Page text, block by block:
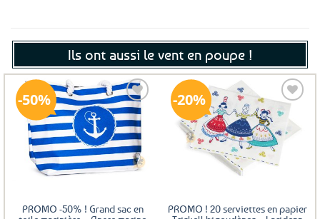
Ils ont aussi le vent en poupe !
50%
Ajouter
aux
favoris
PROMO -50% ! Grand sac en
20%
Ajouter
favoris
PROMO ! 20 serviettes en papier